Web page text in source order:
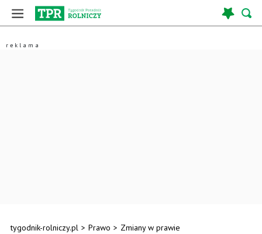
tygodnik-rolniczy.pl > Prawo > Zmiany w prawie